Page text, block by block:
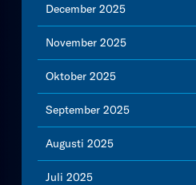
December 2025
November 2025
Oktober 2025
September 2025
Augusti 2025
Juli 2025